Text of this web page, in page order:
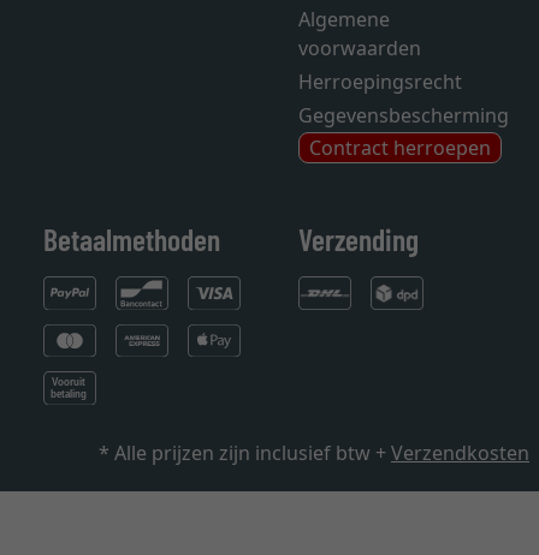
Algemene
voorwaarden
Herroepingsrecht
Gegevensbescherming
Contract herroepen
Betaalmethoden Verzending
* Alle prijzen zijn inclusief btw +Verzendkosten